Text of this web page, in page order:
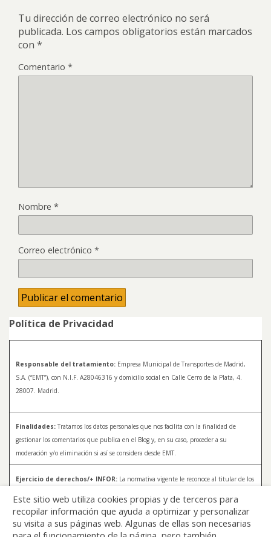
Tu dirección de correo electrónico no será
publicada. Los campos obligatorios están marcados
con *
Comentario *
Nombre *
Correo electrónico *
Política de Privacidad
Responsable del tratamiento: Empresa Municipal de Transportes de Madrid,
S.A. (“EMT”), con N.I.F. A28046316 y domicilio social en Calle Cerro de la Plata, 4.
28007. Madrid.
Finalidades: Tratamos los datos personales que nos facilita con la finalidad de
gestionar los comentarios que publica en el Blog y, en su caso, proceder a su
moderación y/o eliminación si así se considera desde EMT.
Ejercicio de derechos/+ INFOR: La normativa vigente le reconoce al titular de los
rectificar y a solicitar la supresión de sus datos. Para más información sobre el
tratamiento de sus datos y la forma en que puede ejercer sus derechos, consulte la
Política de Privacidad de Blog EMT, disponible en:
blog.emtmadrid.es/politica-de-
Este sitio web utiliza cookies propias y de terceros para
recopilar información que ayuda a optimizar y personalizar
su visita a sus páginas web. Algunas de ellas son necesarias